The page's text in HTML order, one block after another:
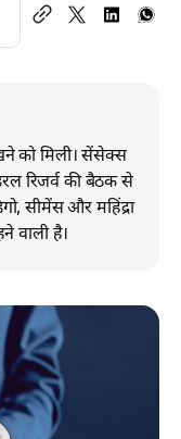
को मिली। सेंसेक्स
रिजर्व की बैठक से
सीमेंस और महिंद्रा
वाली है।